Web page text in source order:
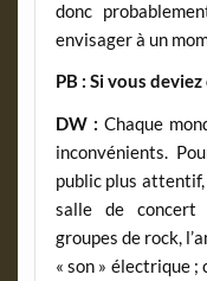
donc
envisager à un
PB : Si vous
DW : Chaque
inconvénients.
public plus
salle de concert
groupes de rock,
« son » électrique